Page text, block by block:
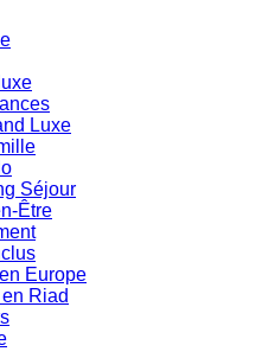
Luxe
Séjour
Être
Europe
Riad